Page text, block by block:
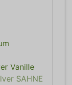
Vanille
SAHNE